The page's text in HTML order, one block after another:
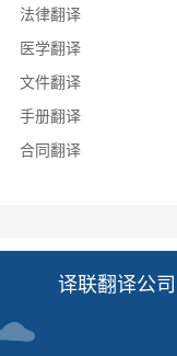
法律翻译
医学翻译
文件翻译
手册翻译
合同翻译
译联翻译公